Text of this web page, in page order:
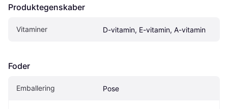
Produktegenskaber
Vitaminer D-vitamin, E-vitamin, A-vitamin
Foder
Emballering Pose